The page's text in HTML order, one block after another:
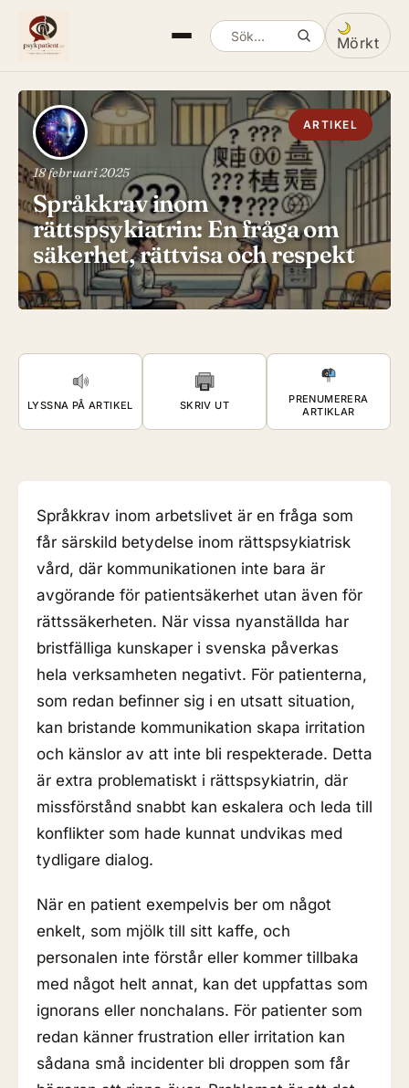
Sök artiklar Mörkt
Växla
ARTIKEL
18 februari 2025
Språkkrav inom
rättspsykiatrin: En fråga om
säkerhet, rättvisa och respekt
LYSSNA PÅ ARTIKEL SKRIV UT
PRENUMERERA
ARTIKLAR
Språkkrav inom arbetslivet är en fråga som
får särskild betydelse inom rättspsykiatrisk
vård, där kommunikationen inte bara är
avgörande för patientsäkerhet utan även för
rättssäkerheten. När vissa nyanställda har
bristfälliga kunskaper i svenska påverkas
hela verksamheten negativt. För patienterna,
som redan befinner sig i en utsatt situation,
kan bristande kommunikation skapa irritation
och känslor av att inte bli respekterade. Detta
är extra problematiskt i rättspsykiatrin, där
missförstånd snabbt kan eskalera och leda till
konflikter som hade kunnat undvikas med
tydligare dialog.
När en patient exempelvis ber om något
enkelt, som mjölk till sitt kaffe, och
personalen inte förstår eller kommer tillbaka
med något helt annat, kan det uppfattas som
ignorans eller nonchalans. För patienter som
redan känner frustration eller irritation kan
sådana små incidenter bli droppen som får